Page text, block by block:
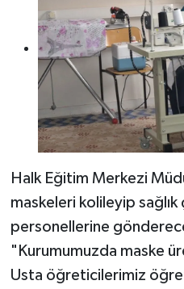
Halk Eğitim Merkezi
maskeleri kolileyip sağlık
personellerine
"Kurumumuzda maske
Usta öğreticilerimiz